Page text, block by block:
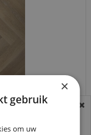
honing
periode zijn wij
×
gebruik
om uw